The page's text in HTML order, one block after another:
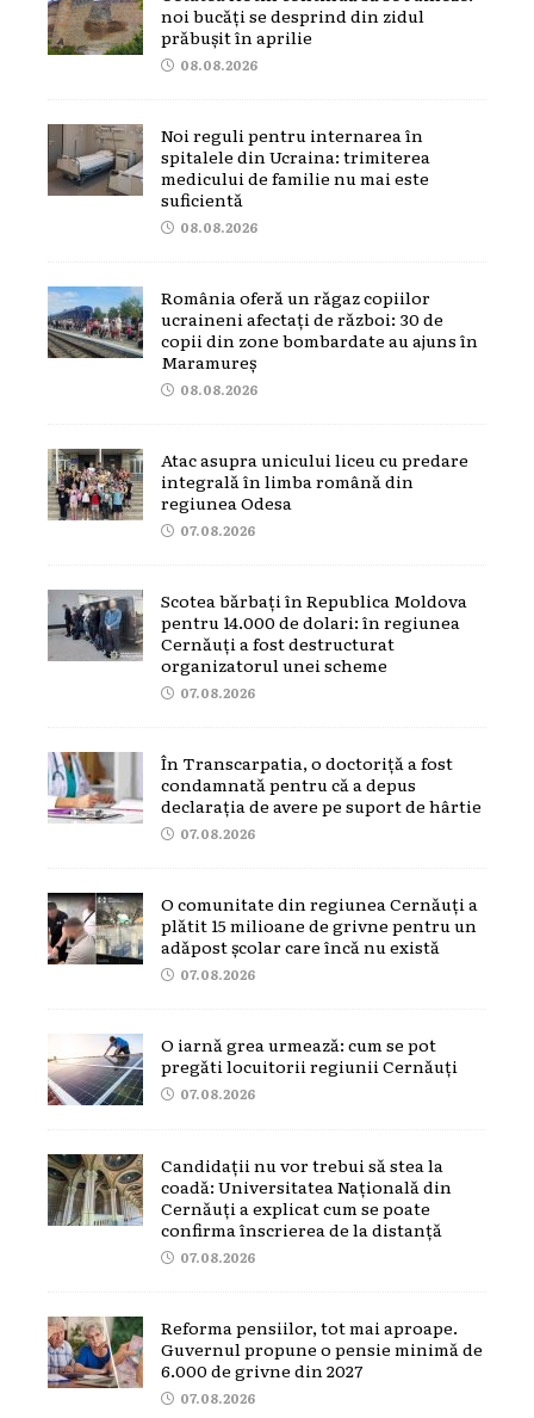
noi bucăți se desprind din zidul
prăbușit în aprilie
08.08.2026
Noi reguli pentru internarea în
spitalele din Ucraina: trimiterea
medicului de familie nu mai este
suficientă
08.08.2026
România oferă un răgaz copiilor
ucraineni afectați de război: 30 de
copii din zone bombardate au ajuns în
Maramureș
08.08.2026
Atac asupra unicului liceu cu predare
integrală în limba română din
regiunea Odesa
07.08.2026
Scotea bărbați în Republica Moldova
pentru 14.000 de dolari: în regiunea
Cernăuți a fost destructurat
organizatorul unei scheme
07.08.2026
În Transcarpatia, o doctoriță a fost
condamnată pentru că a depus
declarația de avere pe suport de hârtie
07.08.2026
O comunitate din regiunea Cernăuți a
plătit 15 milioane de grivne pentru un
adăpost școlar care încă nu există
07.08.2026
O iarnă grea urmează: cum se pot
pregăti locuitorii regiunii Cernăuți
07.08.2026
Candidații nu vor trebui să stea la
coadă: Universitatea Națională din
Cernăuți a explicat cum se poate
confirma înscrierea de la distanță
07.08.2026
Reforma pensiilor, tot mai aproape.
Guvernul propune o pensie minimă de
6.000 de grivne din 2027
07.08.2026